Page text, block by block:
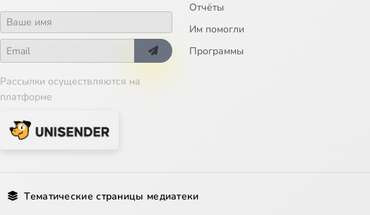
Рассылки осуществляются на
платформе
Отчёты
Им помогли
Программы
Тематические страницы медиатеки